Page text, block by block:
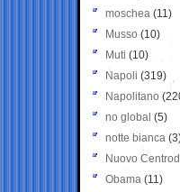
moschea (11)
Musso (10)
Muti (10)
Napoli (319)
Napolitano
no global (5)
notte bianca
Nuovo
Obama (11)